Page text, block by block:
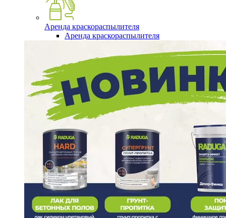
Аренда краскораспылителя
Аренда краскораспылителя